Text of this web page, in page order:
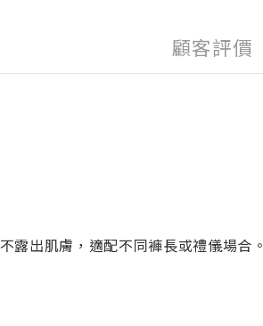
顧客評價
露出肌膚，適配不同褲長或禮儀場合。